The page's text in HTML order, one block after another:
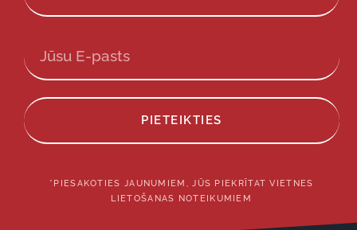
PIETEIKTIES
*PIESAKOTIES JAUNUMIEM, JŪS PIEKRĪTAT VIETNES
LIETOŠANAS NOTEIKUMIEM